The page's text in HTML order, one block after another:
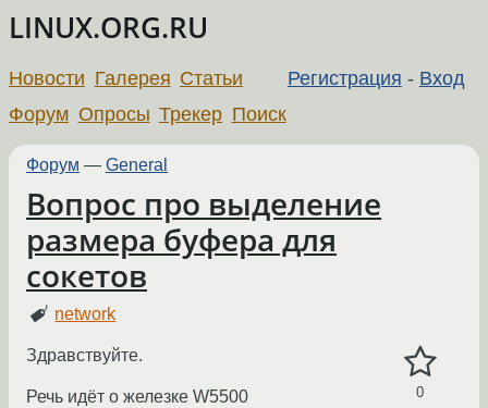
LINUX.ORG.RU
Регистрация - Вход
Новости Галерея Статьи
Форум Опросы Трекер Поиск
Форум — General
Вопрос про выделение
размера буфера для
сокетов
network
0
Здравствуйте.
Речь идёт о железке W5500